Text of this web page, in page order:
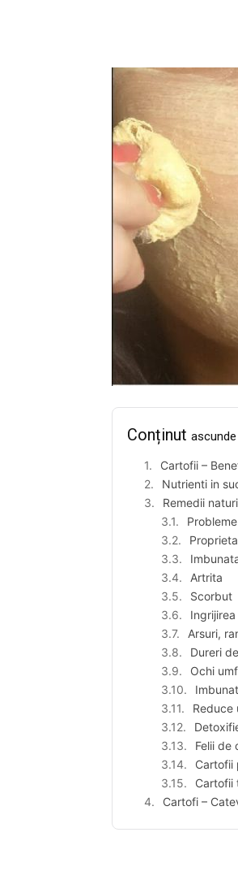
Conținut ascunde
Cartofii –
Nutrienti in
Remedii
Artrita
Scorbut
Arsuri,
Dureri
Ochi
Reduce
Felii de
Cartofii
Cartofii
Cartofi –